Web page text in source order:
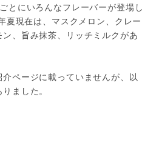
とにいろんなフレーバーが登場し
夏現在は、マスクメロン、クレー
、旨み抹茶、リッチミルクがあ
ページに載っていませんが、以
ました。